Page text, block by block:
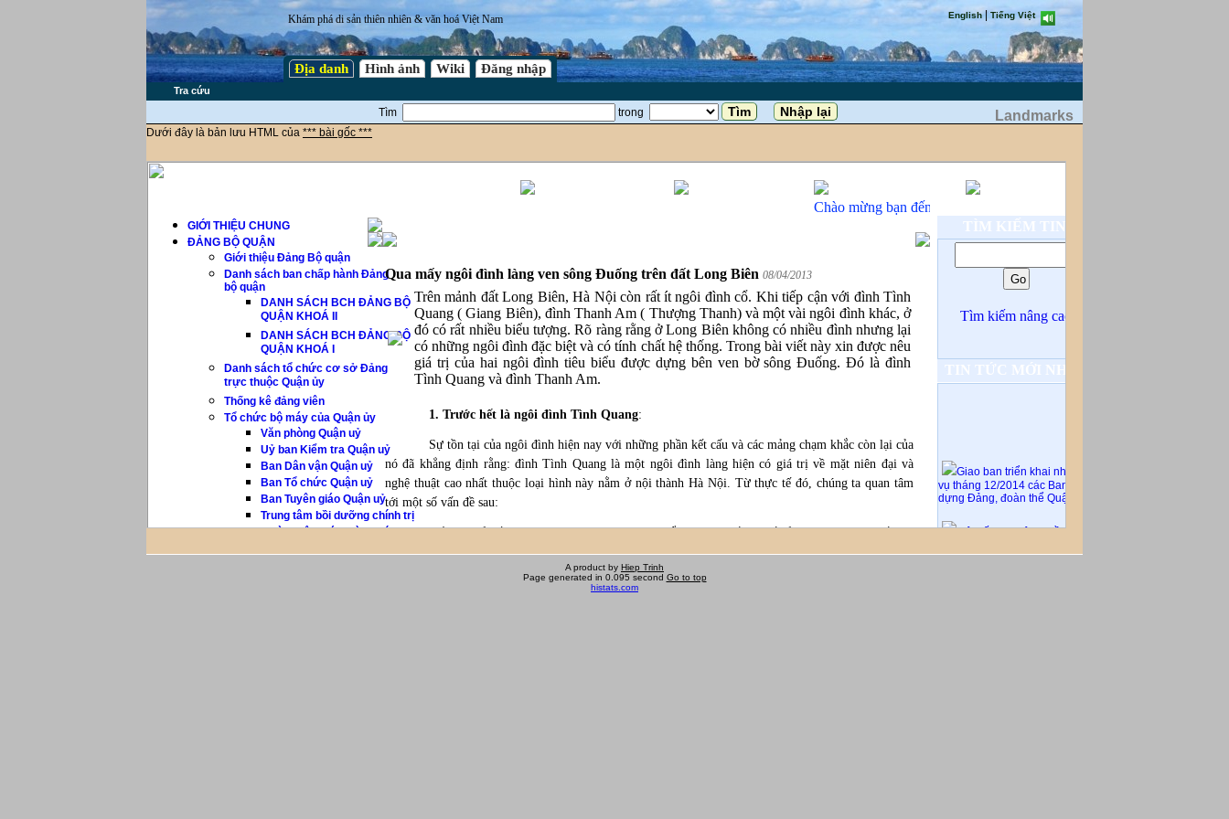
Khám phá di sản thiên nhiên & văn hoá Việt Nam English| Tiếng Việt
Địa danh Hình ảnh Wiki Đăng nhập
Tra cứu
Tìm trong Landmarks
Dưới đây là bản lưu HTML của *** bài gốc ***
A product by Hiep Trinh
Page generated in 0.095 second Go to top